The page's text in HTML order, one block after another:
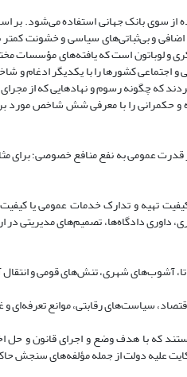
بانک جهانی استفاده می‌شود. بر
و بی‌ثباتی‌های سیاسی و خشونت
لوباتون است که یافته‌های مؤسسات
اجتماعی کشورها را با یکدیگر ادغام
فرضیه شروع کردند که چگونه رسوم و
و حکمرانی را با معرفی شش شاخص مورد
عمومی به نفع منافع خصوصی؛ برای
تهیه و تدارک خدمات عمومی یا
دادگاه‌ها، تصمیم‌های مدیریتی در
آشوب‌های شهری، تنش‌های قومی و
سیاست‌های رقابتی، موانع تعرفه‌ای
که با هدف وضع و اجرای قانون و حل
علیه دولت از جمله مؤلفه‌های سنجش